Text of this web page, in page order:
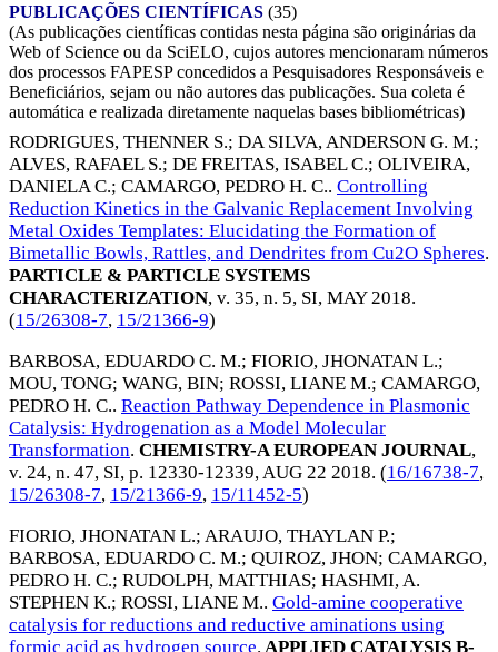
PUBLICAÇÕES CIENTÍFICAS (35)
(As publicações científicas contidas nesta página são originárias da
Web of Science ou da SciELO, cujos autores mencionaram números
dos processos FAPESP concedidos a Pesquisadores Responsáveis e
Beneficiários, sejam ou não autores das publicações. Sua coleta é
automática e realizada diretamente naquelas bases bibliométricas)
RODRIGUES, THENNER S.; DA SILVA, ANDERSON G. M.;
ALVES, RAFAEL S.; DE FREITAS, ISABEL C.; OLIVEIRA,
DANIELA C.; CAMARGO, PEDRO H. C.. Controlling
Reduction Kinetics in the Galvanic Replacement Involving
Metal Oxides Templates: Elucidating the Formation of
Bimetallic Bowls, Rattles, and Dendrites from Cu2O Spheres.
PARTICLE & PARTICLE SYSTEMS
CHARACTERIZATION, v. 35, n. 5, SI, MAY 2018.
(15/26308-7, 15/21366-9)
BARBOSA, EDUARDO C. M.; FIORIO, JHONATAN L.;
MOU, TONG; WANG, BIN; ROSSI, LIANE M.; CAMARGO,
PEDRO H. C.. Reaction Pathway Dependence in Plasmonic
Catalysis: Hydrogenation as a Model Molecular
Transformation. CHEMISTRY-A EUROPEAN JOURNAL,
v. 24, n. 47, SI, p. 12330-12339,AUG 22 2018. (16/16738-7,
15/26308-7, 15/21366-9, 15/11452-5)
FIORIO, JHONATAN L.; ARAUJO, THAYLAN P.;
BARBOSA, EDUARDO C. M.; QUIROZ, JHON; CAMARGO,
PEDRO H. C.; RUDOLPH, MATTHIAS; HASHMI, A.
STEPHEN K.; ROSSI, LIANE M.. Gold-amine cooperative
catalysis for reductions and reductive aminations using
formic acid as hydrogen source. APPLIED CATALYSIS B-